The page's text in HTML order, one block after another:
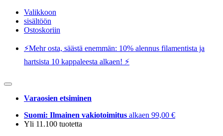
Valikkoon
sisältöön
Ostoskoriin
⚡️Mehr osta, säästä enemmän: 10% alennus filamentista ja
hartsista 10 kappaleesta alkaen! ⚡️
Varaosien etsiminen
Suomi: Ilmainen vakiotoimitus alkaen 99,00 €
Yli 11.100 tuotetta